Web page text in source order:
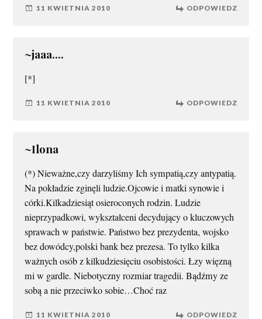
11 KWIETNIA 2010 ODPOWIEDZ
~jaaa....
[*]
11 KWIETNIA 2010 ODPOWIEDZ
~Ilona
(*) Nieważne,czy darzyliśmy Ich sympatią,czy antypatią.
Na pokładzie zginęli ludzie.Ojcowie i matki synowie i
córki.Kilkadziesiąt osieroconych rodzin. Ludzie
nieprzypadkowi, wykształceni decydujący o kluczowych
sprawach w państwie. Państwo bez prezydenta, wojsko
bez dowódcy,polski bank bez prezesa. To tylko kilka
ważnych osób z kilkudziesięciu osobistości. Łzy więzną
mi w gardle. Niebotyczny rozmiar tragedii. Bądźmy ze
sobą a nie przeciwko sobie…Choć raz
11 KWIETNIA 2010 ODPOWIEDZ